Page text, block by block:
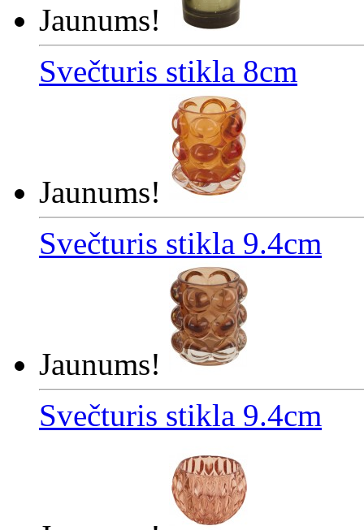
Jaunums!
Svečturis stikla 8cm
Jaunums!
Svečturis stikla 9.4cm
Jaunums!
Svečturis stikla 9.4cm